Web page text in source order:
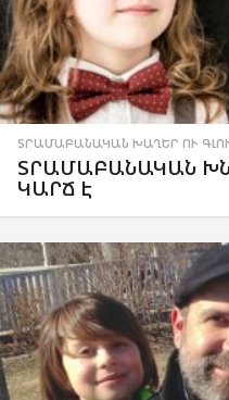
ՏՐԱՄԱԲԱՆԱԿԱՆ ԽԱՂԵՐ ՈՒ
ՏՐԱՄԱԲԱՆԱԿԱՆ
ԿԱՐՃ Է